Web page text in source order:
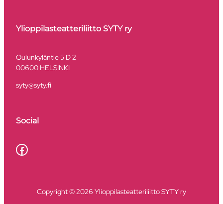
Ylioppilasteatteriliitto SYTY ry
​Oulunkyläntie 5 D 2
00600 HELSINKI
syty@syty.fi
Social
Facebook
Copyright © 2026 Ylioppilasteatteriliitto SYTY ry